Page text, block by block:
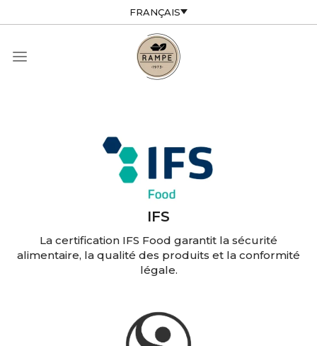
FRANÇAIS
IFS
La certification IFS Food garantit la sécurité
alimentaire, la qualité des produits et la conformité
légale.